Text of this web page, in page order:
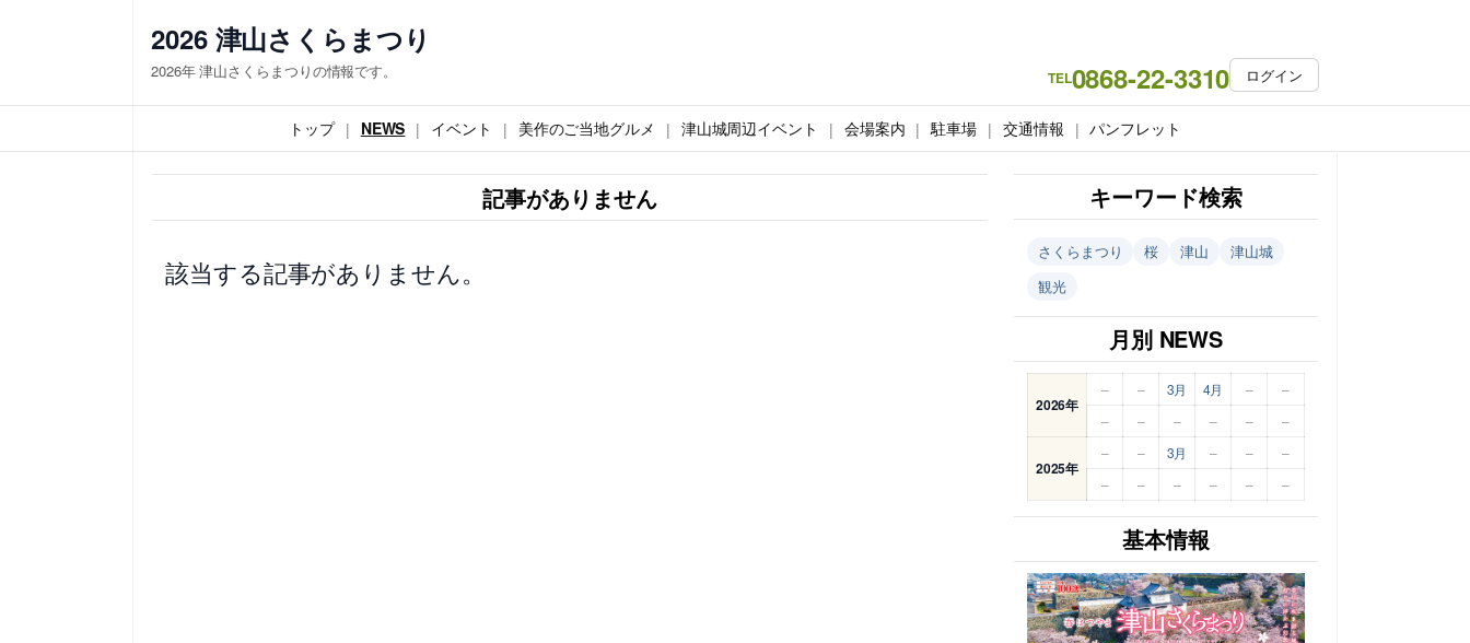
ス
キ
2026 津山さくらまつり
2026年 津山さくらまつりの情報です。 TEL0868-22-3310 ログイン
トップ NEWS イベント 美作のご当地グルメ 津山城周辺イベント 会場案内 駐車場 交通情報 パンフレット
記事がありません
該当する記事がありません。
キーワード検索
さくらまつり 桜 津山
津山城
観光
月別 NEWS
2026年
– – 3月 4月 –
–
–
– – – – –
2025年
– – 3月 – –
–
–
– – – – –
基本情報